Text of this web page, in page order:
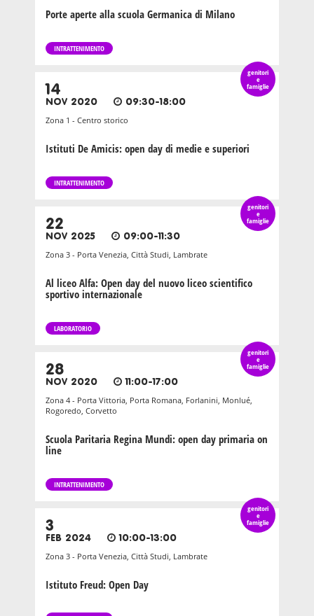
Porte aperte alla scuola Germanica di Milano
INTRATTENIMENTO
genitori
e
famiglie
14
NOV 2020 09:30-18:00
Zona 1 - Centro storico
Istituti De Amicis: open day di medie e superiori
INTRATTENIMENTO
genitori
e
famiglie
22
NOV 2025 09:00-11:30
Zona 3 - Porta Venezia, Città Studi, Lambrate
Al liceo Alfa: Open day del nuovo liceo scientifico
sportivo internazionale
LABORATORIO
genitori
e
famiglie
28
NOV 2020 11:00-17:00
Zona 4 - Porta Vittoria, Porta Romana, Forlanini, Monlué,
Rogoredo, Corvetto
Scuola Paritaria Regina Mundi: open day primaria on
line
INTRATTENIMENTO
genitori
e
famiglie
3
FEB 2024 10:00-13:00
Zona 3 - Porta Venezia, Città Studi, Lambrate
Istituto Freud: Open Day